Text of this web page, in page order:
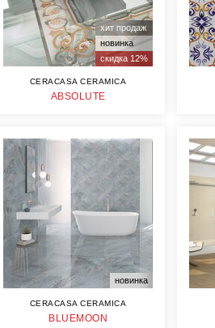
хит продаж
новинка
скидка 12%
CERACASA CERAMICA
ABSOLUTE
новинка
CERACASA CERAMICA
BLUEMOON